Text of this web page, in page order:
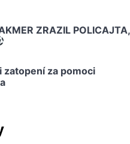
ZRAZIL POLICAJTA,
za pomoci